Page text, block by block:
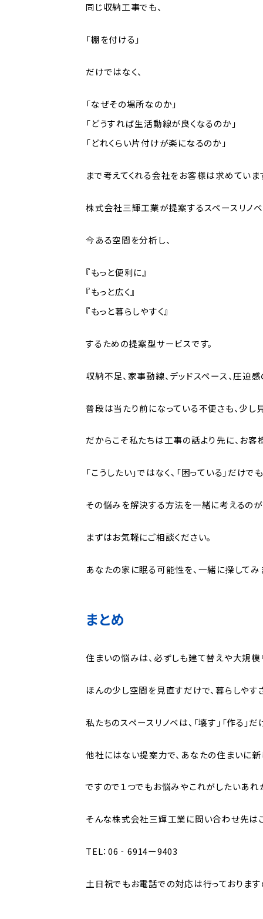
同じ収納工事でも、
「棚を付ける」
だけではなく、
「なぜその場所なのか」
「どうすれば生活動線が良くなるのか」
「どれくらい片付けが楽になるのか」
まで考えてくれる会社をお客様は求めていま
株式会社三輝工業が提案するスペースリノベ
今ある空間を分析し、
『もっと便利に』
『もっと広く』
『もっと暮らしやすく』
するための提案型サービスです。
収納不足、家事動線、デッドスペース、圧迫
普段は当たり前になっている不便さも、少
だからこそ私たちは工事の話より先に、お客
「こうしたい」ではなく、「困っている」だけで
その悩みを解決する方法を一緒に考えるのが
まずはお気軽にご相談ください。
あなたの家に眠る可能性を、一緒に探してみ
まとめ
住まいの悩みは、必ずしも建て替えや大規模
ほんの少し空間を見直すだけで、暮らしやす
私たちのスペースリノベは、「壊す」「作る」
他社にはない提案力で、あなたの住まいに新
ですので１つでもお悩みやこれがしたいあ
そんな株式会社三輝工業に問い合わせ先
TEL：06‐6914ー9403
土日祝でもお電話での対応は行っております